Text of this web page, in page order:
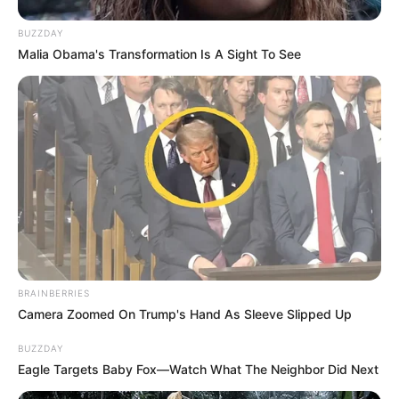
Στο εσωτερικό του σπιτιού τους
αποκαλύφθηκε το πλήρες μέγεθος της
παράνομης δραστηριότητάς τους. Εκεί, οι
άνδρες της ΕΛ.ΑΣ. εντόπισαν και προχώρησαν
στην κατάσχεση μίας μεγαλύτερης
συσκευασίας που περιείχε κοκαΐνη συνολικού
βάρους 47,8 γραμμαρίων. Στον ίδιο χώρο
βρέθηκε και κατασχέθηκε μία ηλεκτρονική
ζυγαριά ακριβείας, εργαλείο απαραίτητο για
τον διαχωρισμό και τη ζύγιση των δόσεων,
επιβεβαιώνοντας τον ρόλο τους στην αλυσίδα
της εμπορίας.
BUZZDAY
Malia Obama's Transformation Is A Sight To See
BRAINBERRIES
Camera Zoomed On Trump's Hand As Sleeve Slipped Up
BUZZDAY
Eagle Targets Baby Fox—Watch What The Neighbor Did Next